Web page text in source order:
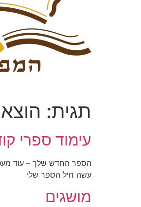
תגית:
עימוד ספרי
הספר החדש שלך – עוד
עשה חיל הספר שלי
מושגים